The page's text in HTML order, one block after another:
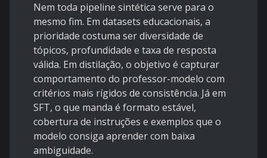
Nem toda pipeline sintética serve para o
mesmo fim. Em datasets educacionais, a
prioridade costuma ser diversidade de
tópicos, profundidade e taxa de resposta
válida. Em distilação, o objetivo é capturar
comportamento do professor-modelo com
critérios mais rígidos de consistência. Já em
SFT, o que manda é formato estável,
cobertura de instruções e exemplos que o
modelo consiga aprender com baixa
ambiguidade.